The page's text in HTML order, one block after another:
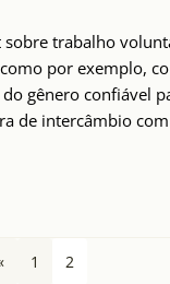
sobre trabalho
por exemplo,
gênero confiável
de intercâmbio
1 2